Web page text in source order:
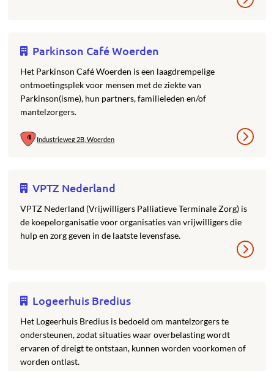
Parkinson Café Woerden
Het Parkinson Café Woerden is een laagdrempelige
ontmoetingsplek voor mensen met de ziekte van
Parkinson(isme), hun partners, familieleden en/of
mantelzorgers.
Industrieweg 2B, Woerden
VPTZ Nederland
VPTZ Nederland (Vrijwilligers Palliatieve Terminale Zorg) is
de koepelorganisatie voor organisaties van vrijwilligers die
hulp en zorg geven in de laatste levensfase.
Logeerhuis Bredius
Het Logeerhuis Bredius is bedoeld om mantelzorgers te
ondersteunen, zodat situaties waar overbelasting wordt
ervaren of dreigt te ontstaan, kunnen worden voorkomen of
worden ontlast.